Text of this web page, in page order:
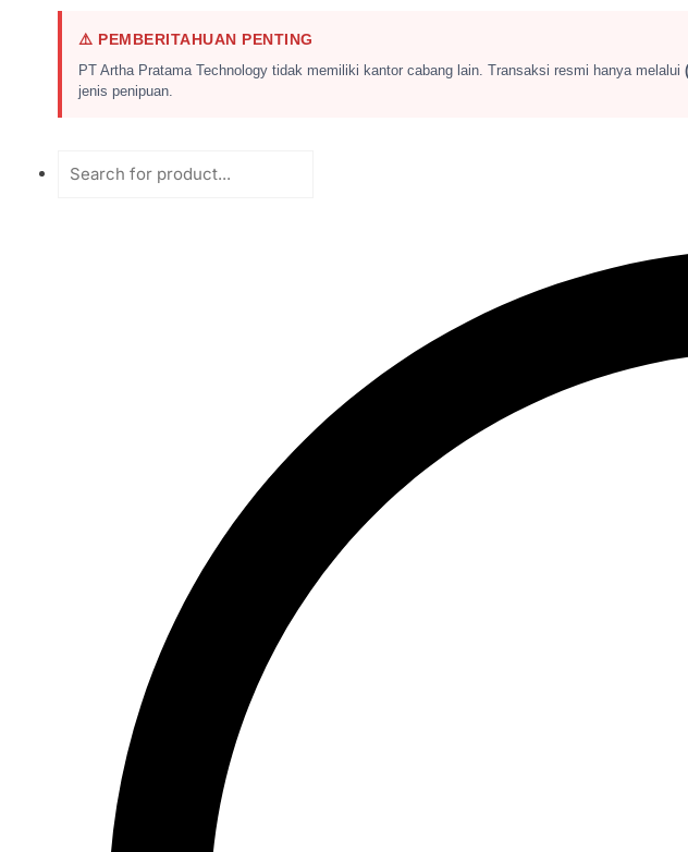
⚠️ PEMBERITAHUAN PENTING
PT Artha Pratama Technology tidak memiliki kantor cabang lain. Transaksi resmi hanya melalui
jenis penipuan.